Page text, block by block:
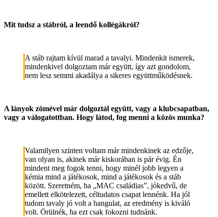
Mit tudsz a stábról, a leendő kollégákról?
A stáb rajtam kívül marad a tavalyi. Mindenkit ismerek,
mindenkivel dolgoztam már együtt, így azt gondolom,
nem lesz semmi akadálya a sikeres együttműködésnek.
A lányok zömével már dolgoztál együtt, vagy a klubcsapatban,
vagy a válogatottban. Hogy látod, fog menni a közös munka?
Valamilyen szinten voltam már mindenkinek az edzője,
van olyan is, akinek már kiskorában is pár évig. Én
mindent meg fogok tenni, hogy minél jobb legyen a
kémia mind a játékosok, mind a játékosok és a stáb
között. Szeretném, ha „MAC családias”, jókedvű, de
emellett elkötelezett, céltudatos csapat lennénk. Ha jól
tudom tavaly jó volt a hangulat, az eredmény is kiváló
volt. Örülnék, ha ezt csak fokozni tudnánk.